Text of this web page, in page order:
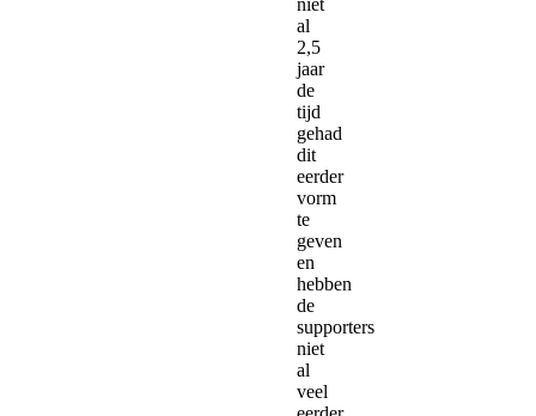
niet
al
2,5
jaar
de
tijd
gehad
dit
eerder
vorm
te
geven
en
hebben
de
supporters
niet
al
veel